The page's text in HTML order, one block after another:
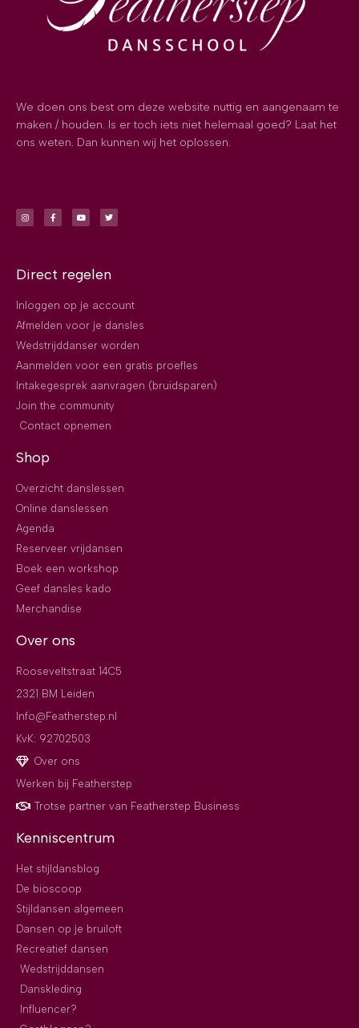
We doen ons best om deze website nuttig en aangenaam te
maken / houden. Is er toch iets niet helemaal goed? Laat het
ons weten. Dan kunnen wij het oplossen.
Direct regelen
Inloggen op je account
Afmelden voor je dansles
Wedstrijddanser worden
Aanmelden voor een gratis proefles
Intakegesprek aanvragen (bruidsparen)
Join the community
Contact opnemen
Shop
Overzicht danslessen
Online danslessen
Agenda
Reserveer vrijdansen
Boek een workshop
Geef dansles kado
Merchandise
Over ons
Rooseveltstraat 14C5
2321 BM Leiden
Info@Featherstep.nl
KvK: 92702503
Over ons
Werken bij Featherstep
Trotse partner van Featherstep Business
Kenniscentrum
Het stijldansblog
De bioscoop
Stijldansen algemeen
Dansen op je bruiloft
Recreatief dansen
Wedstrijddansen
Danskleding
Influencer?